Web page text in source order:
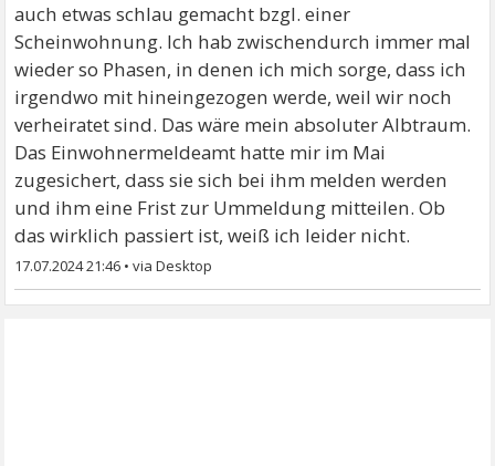
auch etwas schlau gemacht bzgl. einer
Scheinwohnung. Ich hab zwischendurch immer mal
wieder so Phasen, in denen ich mich sorge, dass ich
irgendwo mit hineingezogen werde, weil wir noch
verheiratet sind. Das wäre mein absoluter Albtraum.
Das Einwohnermeldeamt hatte mir im Mai
zugesichert, dass sie sich bei ihm melden werden
und ihm eine Frist zur Ummeldung mitteilen. Ob
das wirklich passiert ist, weiß ich leider nicht.
17.07.2024 21:46 •